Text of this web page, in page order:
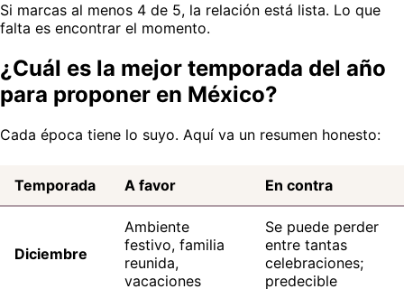
Si marcas al menos 4 de 5, la relación está lista. Lo que
falta es encontrar el momento.
¿Cuál es la mejor temporada del año
para proponer en México?
Cada época tiene lo suyo. Aquí va un resumen honesto:
Temporada A favor En contra
Diciembre
Ambiente
festivo, familia
reunida,
vacaciones
Se puede perder
entre tantas
celebraciones;
predecible